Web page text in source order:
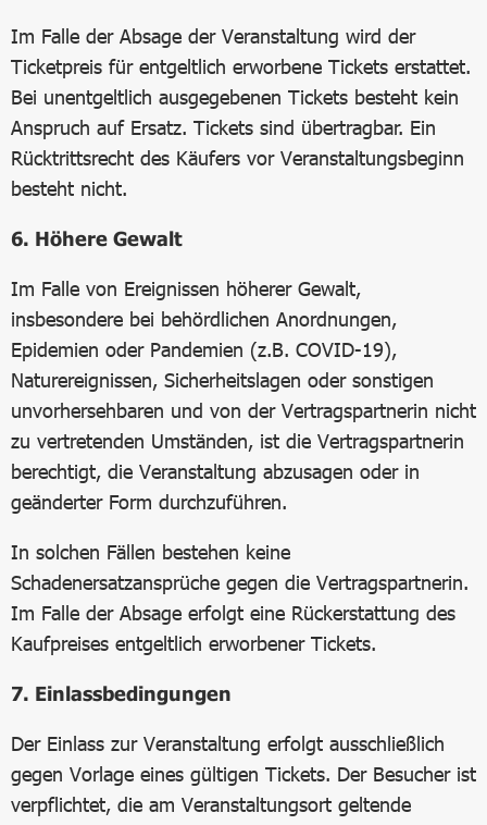
Im Falle der Absage der Veranstaltung wird der
Ticketpreis für entgeltlich erworbene Tickets erstattet.
Bei unentgeltlich ausgegebenen Tickets besteht kein
Anspruch auf Ersatz. Tickets sind übertragbar. Ein
Rücktrittsrecht des Käufers vor Veranstaltungsbeginn
besteht nicht.
6. Höhere Gewalt
Im Falle von Ereignissen höherer Gewalt,
insbesondere bei behördlichen Anordnungen,
Epidemien oder Pandemien (z.B. COVID-19),
Naturereignissen, Sicherheitslagen oder sonstigen
unvorhersehbaren und von der Vertragspartnerin nicht
zu vertretenden Umständen, ist die Vertragspartnerin
berechtigt, die Veranstaltung abzusagen oder in
geänderter Form durchzuführen.
In solchen Fällen bestehen keine
Schadenersatzansprüche gegen die Vertragspartnerin.
Im Falle der Absage erfolgt eine Rückerstattung des
Kaufpreises entgeltlich erworbener Tickets.
7. Einlassbedingungen
Der Einlass zur Veranstaltung erfolgt ausschließlich
gegen Vorlage eines gültigen Tickets. Der Besucher ist
verpflichtet, die am Veranstaltungsort geltende